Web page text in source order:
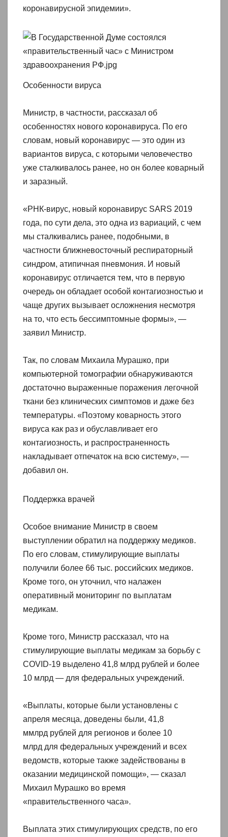
коронавирусной эпидемии».
Особенности вируса
Министр, в частности, рассказал об
особенностях нового коронавируса. По его
словам, новый коронавирус — это один из
вариантов вируса, с которыми человечество
уже сталкивалось ранее, но он более коварный
и заразный.
«РНК-вирус, новый коронавирус SARS 2019
года, по сути дела, это одна из вариаций, с чем
мы сталкивались ранее, подобными, в
частности ближневосточный респираторный
синдром, атипичная пневмония. И новый
коронавирус отличается тем, что в первую
очередь он обладает особой контагиозностью и
чаще других вызывает осложнения несмотря
на то, что есть бессимптомные формы», —
заявил Министр.
Так, по словам Михаила Мурашко, при
компьютерной томографии обнаруживаются
достаточно выраженные поражения легочной
ткани без клинических симптомов и даже без
температуры. «Поэтому коварность этого
вируса как раз и обуславливает его
контагиозность, и распространенность
накладывает отпечаток на всю систему», —
добавил он.
Поддержка врачей
Особое внимание Министр в своем
выступлении обратил на поддержку медиков.
По его словам, стимулирующие выплаты
получили более 66 тыс. российских медиков.
Кроме того, он уточнил, что налажен
оперативный мониторинг по выплатам
медикам.
Кроме того, Министр рассказал, что на
стимулирующие выплаты медикам за борьбу с
COVID-19 выделено 41,8 млрд рублей и более
10 млрд — для федеральных учреждений.
«Выплаты, которые были установлены с
апреля месяца, доведены были, 41,8
ммлрд рублей для регионов и более 10
млрд для федеральных учреждений и всех
ведомств, которые также задействованы в
оказании медицинской помощи», — сказал
Михаил Мурашко во время
«правительственного часа».
Выплата этих стимулирующих средств, по его